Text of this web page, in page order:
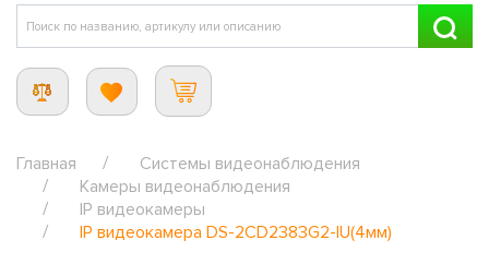
Главная
Системы видеонаблюдения
Камеры видеонаблюдения
IP видеокамеры
IP видеокамера DS-2CD2383G2-IU(4мм)